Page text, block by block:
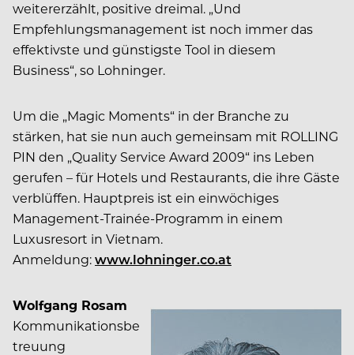
weitererzählt, positive dreimal. „Und
Empfehlungsmanagement ist noch immer das
effektivste und günstigste Tool in diesem
Business“, so Lohninger.
Um die „Magic Moments“ in der Branche zu
stärken, hat sie nun auch gemeinsam mit ROLLING
PIN den „Quality Service Award 2009“ ins Leben
gerufen – für Hotels und Restaurants, die ihre Gäste
verblüffen. Hauptpreis ist ein einwöchiges
Management-Trainée-Programm in einem
Luxusresort in Vietnam.
Anmeldung:www.lohninger.co.at
Wolfgang Rosam
Kommunikationsbe
treuung